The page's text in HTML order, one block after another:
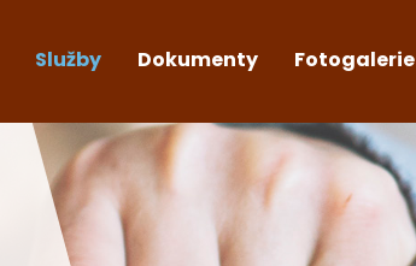
Služby Dokumenty Fotogalerie